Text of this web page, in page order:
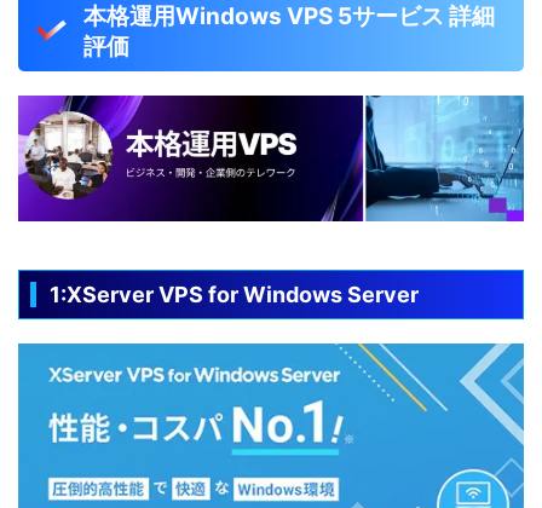
本格運用Windows VPS 5サービス 詳細
評価
1:XServer VPS for Windows Server